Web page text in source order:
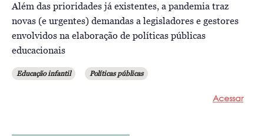
Além das prioridades já existentes, a pandemia traz
novas (e urgentes) demandas a legisladores e gestores
envolvidos na elaboração de políticas públicas
educacionais
Educação infantil Políticas públicas
Acessar